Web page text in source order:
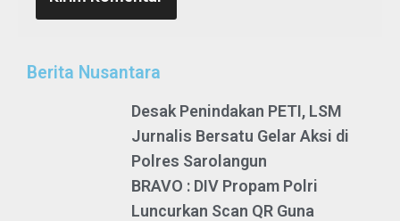
Berita Nusantara
Desak Penindakan PETI, LSM
Jurnalis Bersatu Gelar Aksi di
Polres Sarolangun
BRAVO : DIV Propam Polri
Luncurkan Scan QR Guna